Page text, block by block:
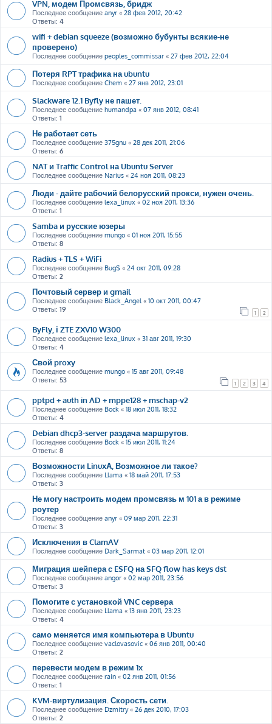
VPN, модем Промсвязь, бридж
Последнее сообщение anyr « 28 фев 2012, 20:42
Ответы: 4
wifi + debian squeeze (возможно бубунты всякие-не
проверено)
Последнее сообщение peoples_commissar « 27 фев 2012, 22:04
Потеря RPT трафика на ubuntu
Последнее сообщение Chem « 27 янв 2012, 23:01
Slackware 12.1 Byfly не пашет.
Последнее сообщение humandpa « 07 янв 2012, 08:41
Ответы: 1
Не работает сеть
Последнее сообщение 375gnu « 28 дек 2011, 21:06
Ответы: 6
NAT и Traffic Control на Ubuntu Server
Последнее сообщение Narius « 24 ноя 2011, 08:23
Люди - дайте рабочий белорусский прокси, нужен очень.
Последнее сообщение lexa_linux « 02 ноя 2011, 13:36
Ответы: 1
Samba и русские юзеры
Последнее сообщение mungo « 01 ноя 2011, 15:55
Ответы: 8
Radius + TLS + WiFi
Последнее сообщение Bug$ « 24 окт 2011, 09:28
Ответы: 2
Почтовый сервер и gmail
Последнее сообщение Black_Angel« 10 окт 2011, 00:47
Ответы: 19 1 2
ByFly, і ZTE ZXV10 W300
Последнее сообщение lexa_linux « 31 авг 2011, 19:30
Ответы: 4
Свой proxy
Последнее сообщение mungo « 15 авг 2011, 09:48
Ответы: 53 1 2 3 4
pptpd + auth in AD + mppe128 + mschap-v2
Последнее сообщение Bock « 18 июл 2011, 18:32
Ответы: 4
Debian dhcp3-server раздача маршрутов.
Последнее сообщение Bock « 15 июл 2011, 11:24
Ответы: 8
Возможности LinuxА, Возможное ли такое?
Последнее сообщение Llama « 18 май 2011, 17:53
Ответы: 3
Не могу настроить модем промсвязь м 101 а в режиме
роутер
Последнее сообщение anyr « 09 мар 2011, 22:31
Ответы: 3
Исключения в ClamAV
Последнее сообщение Dark_Sarmat « 03 мар 2011, 12:01
Миграция шейпера с ESFQ на SFQ flow has keys dst
Последнее сообщение angor « 02 мар 2011, 23:56
Ответы: 3
Помогите с установкой VNC сервера
Последнее сообщение Llama « 13 янв 2011, 23:23
Ответы: 4
само меняется имя компьютера в Ubuntu
Последнее сообщение vaclovasovic « 06 янв 2011, 00:40
Ответы: 2
перевести модем в режим 1х
Последнее сообщение rain « 02 янв 2011, 01:56
Ответы: 1
KVM-виртулизация. Скорость сети.
Последнее сообщение Dzmitry« 26 дек 2010, 17:03
Ответы: 2